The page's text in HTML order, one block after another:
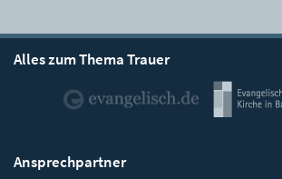
Alles zum Thema Trauer
Ansprechpartner